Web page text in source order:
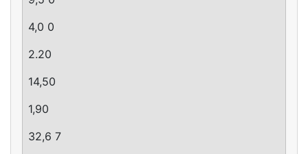
4,0 0
2.20
14,50
1,90
32,6 7